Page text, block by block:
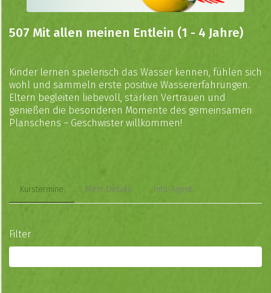
507 Mit allen meinen Entlein (1 - 4 Jahre)
Kinder lernen spielerisch das Wasser kennen, fühlen sich
wohl und sammeln erste positive Wassererfahrungen.
Eltern begleiten liebevoll, stärken Vertrauen und
genießen die besonderen Momente des gemeinsamen
Planschens – Geschwister willkommen!
Kurstermine Mehr Details Info-Agent
Filter